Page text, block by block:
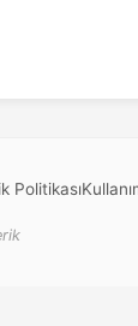
Politikası